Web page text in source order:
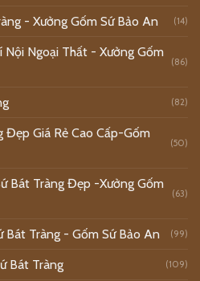
- Xưởng Gốm Sứ Bảo An (14)
Nội Ngoại Thất - Xưởng Gốm
(86)
(82)
Đẹp Giá Rẻ Cao Cấp-Gốm
(50)
Bát Tràng Đẹp -Xưởng Gốm
(63)
Bát Tràng - Gốm Sứ Bảo An (99)
Bát Tràng (109)